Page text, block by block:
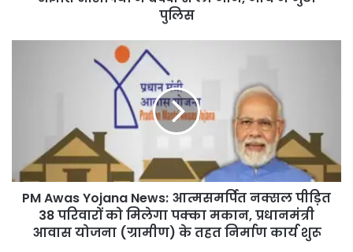
पुलिस
PM Awas Yojana News: आत्मसमर्पित नक्सल पीड़ित
38 परिवारों को मिलेगा पक्का मकान, प्रधानमंत्री
आवास योजना (ग्रामीण) के तहत निर्माण कार्य शुरू